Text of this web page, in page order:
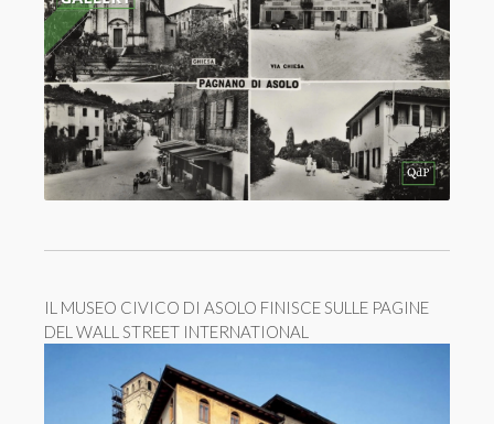
IL MUSEO CIVICO DI ASOLO FINISCE SULLE PAGINE
DEL WALL STREET INTERNATIONAL